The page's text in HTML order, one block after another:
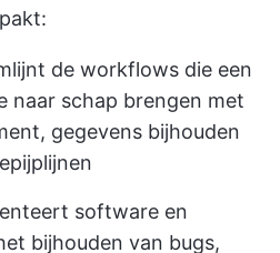
de workflows die een
naar schap brengen met
gegevens bijhouden
software en
bijhouden van bugs,